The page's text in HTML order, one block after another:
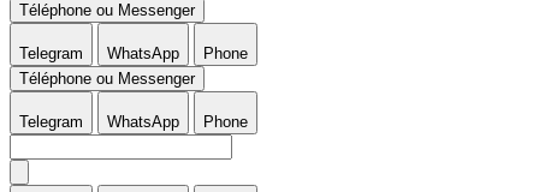
Téléphone ou Messenger
Telegram WhatsApp
Phone
Téléphone ou Messenger
Telegram WhatsApp Phone